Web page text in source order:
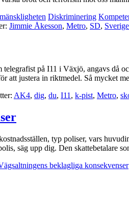
Diskriminering
Jimmie Åkesson, Metro, SD,
på I11 i Växjö, angavs då
att justera in riktmedel. Så mycket
AK4, dig, du, I11 , k-pist, Metro,
typ poliser, vars
säg upp dig. Den skattebetalare
beklagliga konsekvenser